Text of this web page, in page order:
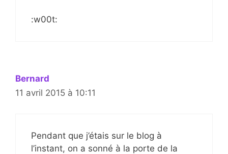
:w00t:
Bernard
11 avril 2015 à 10:11
Pendant que j’étais sur le blog à
l’instant, on a sonné à la porte de la